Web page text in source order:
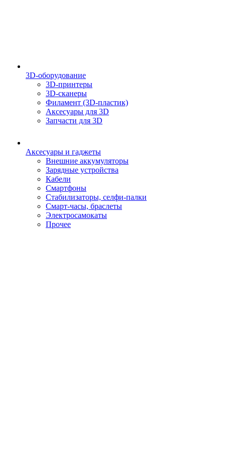
3D-оборудование
3D-принтеры
3D-сканеры
Филамент (3D-пластик)
Аксесуары для 3D
Запчасти для 3D
Аксесуары и гаджеты
Внешние аккумуляторы
Зарядные устройства
Кабели
Смартфоны
Стабилизаторы, селфи-палки
Смарт-часы, браслеты
Электросамокаты
Прочее